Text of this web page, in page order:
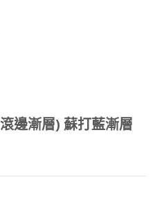
邊漸層) 蘇打藍漸層